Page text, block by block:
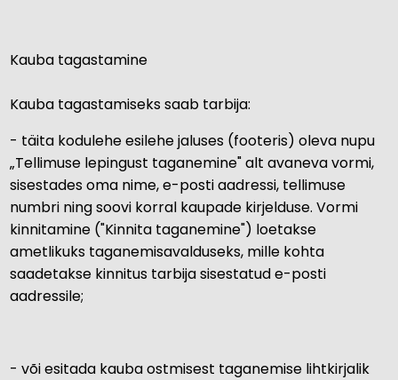
Kauba tagastamine
Kauba tagastamiseks saab tarbija:
- täita kodulehe esilehe jaluses (footeris) oleva nupu
„Tellimuse lepingust taganemine" alt avaneva vormi,
sisestades oma nime, e-posti aadressi, tellimuse
numbri ning soovi korral kaupade kirjelduse. Vormi
kinnitamine ("Kinnita taganemine") loetakse
ametlikuks taganemisavalduseks, mille kohta
saadetakse kinnitus tarbija sisestatud e-posti
aadressile;
- või esitada kauba ostmisest taganemise lihtkirjalik